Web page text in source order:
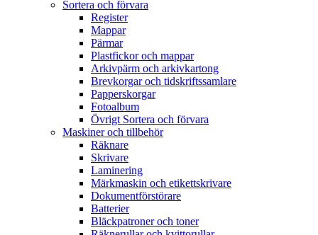
Sortera och förvara
Register
Mappar
Pärmar
Plastfickor och mappar
Arkivpärm och arkivkartong
Brevkorgar och tidskriftssamlare
Papperskorgar
Fotoalbum
Övrigt Sortera och förvara
Maskiner och tillbehör
Räknare
Skrivare
Laminering
Märkmaskin och etikettskrivare
Dokumentförstörare
Batterier
Bläckpatroner och toner